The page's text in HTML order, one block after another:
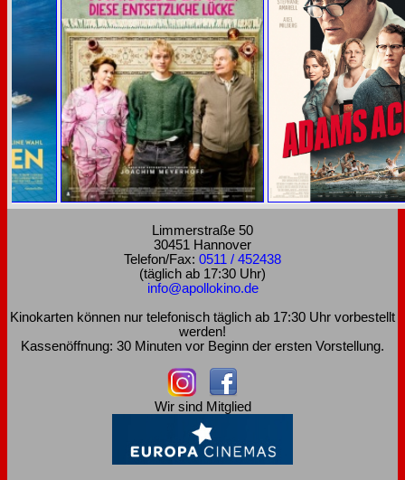
Limmerstraße 50
30451 Hannover
Telefon/Fax: 0511 / 452438
(täglich ab 17:30 Uhr)
info@apollokino.de
Kinokarten können nur telefonisch täglich ab 17:30 Uhr vorbestellt
werden!
Kassenöffnung: 30 Minuten vor Beginn der ersten Vorstellung.
Wir sind Mitglied